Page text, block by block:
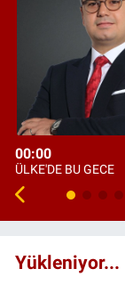
00:00
ÜLKE'DE BU GECE
Yükleniyor...